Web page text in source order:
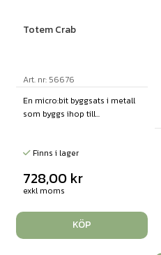
Totem Crab
Art. nr: 56676
En micro:bit byggsats i metall
som byggs ihop till...
Finns i lager
728,00 kr
exkl moms
KÖP